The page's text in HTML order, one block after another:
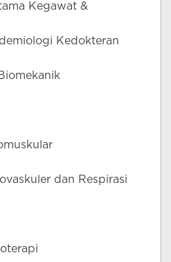
Kegawat &
Kedokteran
dan Respirasi